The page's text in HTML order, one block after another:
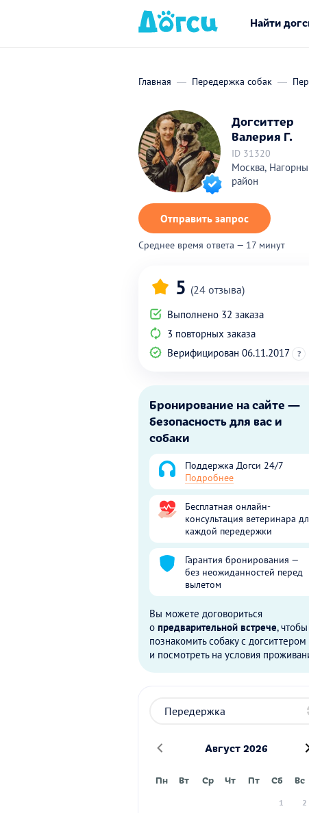
Найти
Главная Передержка собак
Догситтер
Валерия Г.
ID 31320
Москва,
район
Отправить запрос
Среднее время ответа — 17 минут
5 (24 отзыва)
Выполнено 32 заказа
3 повторных заказа
Верифицирован 06.11.2017
?
Бронирование на сайте —
безопасность для вас и
собаки
Поддержка Догси 24/7
Подробнее
Бесплатная онлайн-
консультация ветеринара
каждой передержки
Гарантия бронирования —
без неожиданностей перед
вылетом
Вы можете договориться
о предварительной встрече, чтобы
познакомить собаку с догситтером
и посмотреть на условия
Август 2026
Пн Вт Ср Чт Пт Сб Вс
1 2